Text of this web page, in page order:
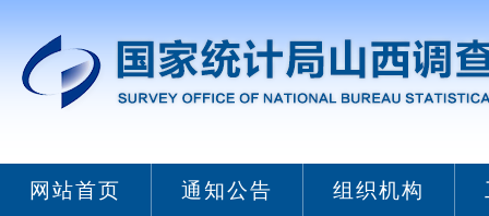
网站首页 通知公告 组织机构